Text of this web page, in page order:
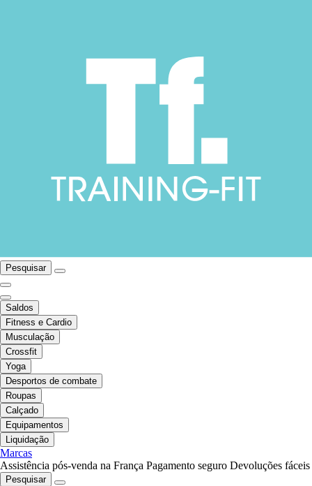
Pesquisar
Saldos
Fitness e Cardio
Musculação
Crossfit
Yoga
Desportos de combate
Roupas
Calçado
Equipamentos
Liquidação
Marcas
Assistência pós-venda na França Pagamento seguro Devoluções fáceis
Pesquisar